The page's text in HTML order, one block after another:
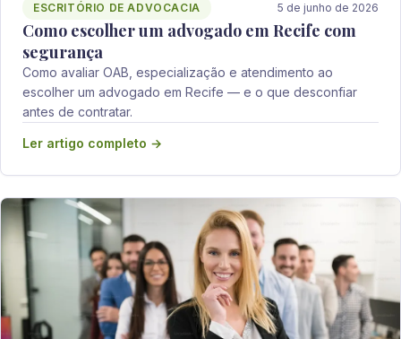
ESCRITÓRIO DE ADVOCACIA 5 de junho de 2026
Como escolher um advogado em Recife com
segurança
Como avaliar OAB, especialização e atendimento ao
escolher um advogado em Recife — e o que desconfiar
antes de contratar.
Ler artigo completo →